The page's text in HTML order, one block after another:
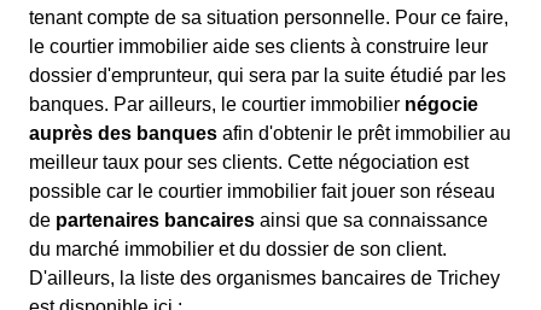
tenant compte de sa situation personnelle. Pour ce faire,
le courtier immobilier aide ses clients à construire leur
dossier d'emprunteur, qui sera par la suite étudié par les
banques. Par ailleurs, le courtier immobilier négocie
auprès des banques afin d'obtenir le prêt immobilier au
meilleur taux pour ses clients. Cette négociation est
possible car le courtier immobilier fait jouer son réseau
de partenaires bancaires ainsi que sa connaissance
du marché immobilier et du dossier de son client.
D'ailleurs, la liste des organismes bancaires de Trichey